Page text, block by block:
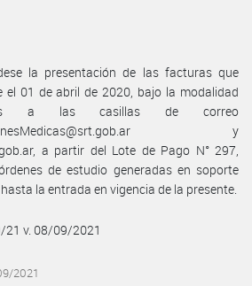
la presentación de las facturas que
el 01 de abril de 2020, bajo la modalidad
a las casillas de correo
y
a partir del Lote de Pago N° 297,
de estudio generadas en soporte
la entrada en vigencia de la presente.
21 v. 08/09/2021
2021